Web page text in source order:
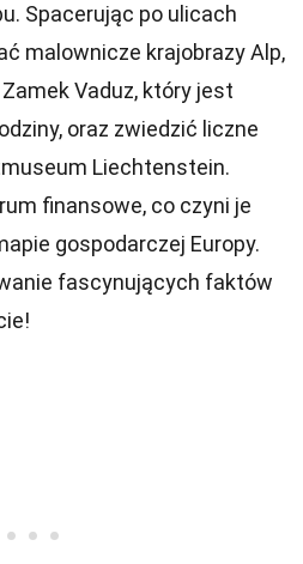
Spacerując po ulicach
malownicze krajobrazy Alp,
Vaduz, który jest
oraz zwiedzić liczne
Liechtenstein.
finansowe, co czyni je
gospodarczej Europy.
fascynujących faktów